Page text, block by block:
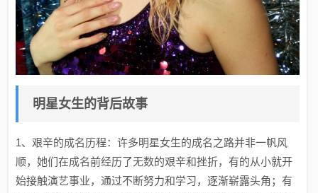
明星女生的背后故事
1、艰辛的成名历程：许多明星女生的成名之路并非一帆风
顺，她们在成名前经历了无数的艰辛和挫折，有的从小就开
始接触演艺事业，通过不断努力和学习，逐渐崭露头角；有